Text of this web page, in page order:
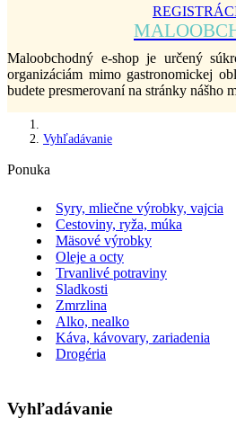
Maloobchodný e-shop je určený
organizáciám mimo gastronomickej
budete presmerovaní na stránky nášho
Vyhľadávanie
Ponuka
Syry, mliečne výrobky, vajcia
Cestoviny, ryža, múka
Mäsové výrobky
Oleje a octy
Trvanlivé potraviny
Sladkosti
Zmrzlina
Alko, nealko
Káva, kávovary, zariadenia
Drogéria
Vyhľadávanie